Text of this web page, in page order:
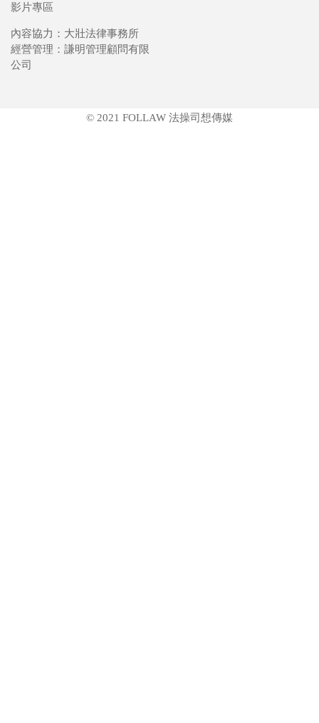
影片專區
內容協力：大壯法律事務所
經營管理：謙明管理顧問有限
公司
© 2021 FOLLAW 法操司想傳媒